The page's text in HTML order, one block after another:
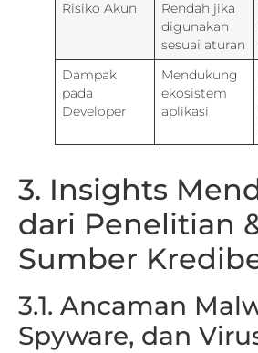
Risiko Akun
Rendah jika
digunakan
sesuai aturan
Dampak
pada
Developer
Mendukung
ekosistem
aplikasi
3. Insights
dari Penelitian
Sumber
3.1. Ancaman
Spyware, dan